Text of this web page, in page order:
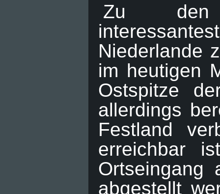
Zu den
Niederlande
im heutigen
Ostspitze
allerdings
Festland
erreichbar
Ortseingang
abgestellt